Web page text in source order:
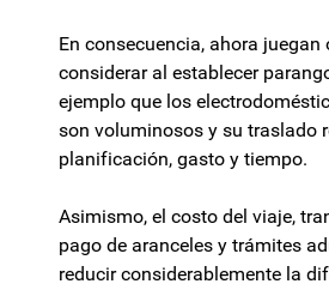
En consecuencia, ahora
considerar al establecer
ejemplo que los
son voluminosos y su traslado
planificación, gasto y tiempo.
Asimismo, el costo del viaje,
pago de aranceles y trámites
reducir considerablemente la